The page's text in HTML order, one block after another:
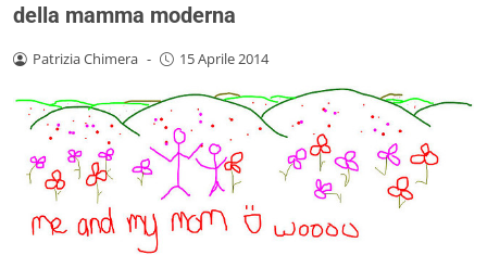
della mamma moderna
Patrizia Chimera - 15 Aprile 2014